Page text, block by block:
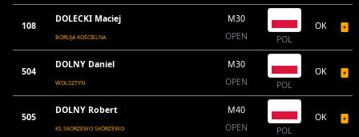
108
DOLECKI Maciej
BORUJA KOŚCIELNA
M30
OPEN
POL
OK
504
DOLNY Daniel
WOLSZTYN
M30
OPEN
POL
OK
505
DOLNY Robert
KS SKORZEWO SKÓRZEWO
M40
OPEN
POL
OK